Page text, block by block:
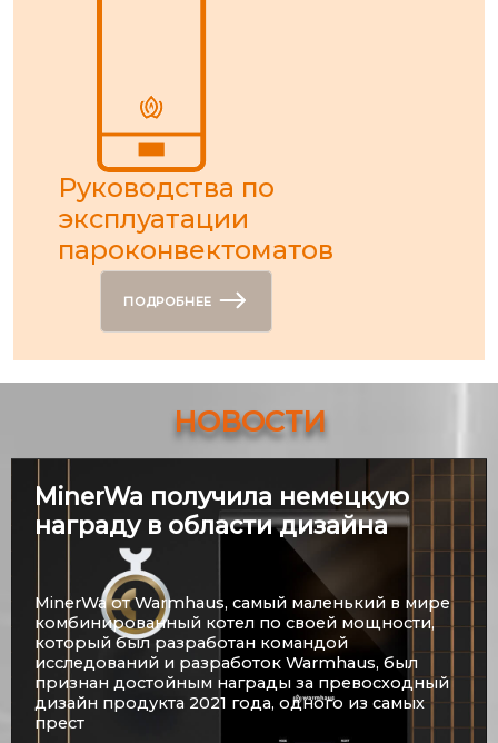
Руководства по
эксплуатации
пароконвектоматов
ПОДРОБНЕЕ
НОВОСТИ
MinerWa получила немецкую
награду в области дизайна
MinerWa от Warmhaus, самый маленький в мире
комбинированный котел по своей мощности,
который был разработан командой
исследований и разработок Warmhaus, был
признан достойным награды за превосходный
дизайн продукта 2021 года, одного из самых
прест